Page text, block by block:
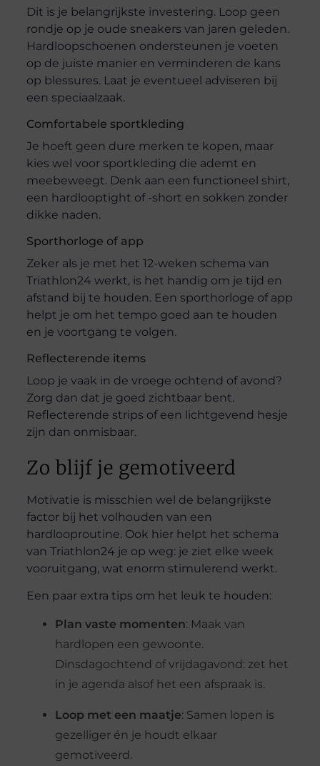
Dit is je belangrijkste investering. Loop geen
rondje op je oude sneakers van jaren geleden.
Hardloopschoenen ondersteunen je voeten
op de juiste manier en verminderen de kans
op blessures. Laat je eventueel adviseren bij
een speciaalzaak.
Comfortabele sportkleding
Je hoeft geen dure merken te kopen, maar
kies wel voor sportkleding die ademt en
meebeweegt. Denk aan een functioneel shirt,
een hardlooptight of -short en sokken zonder
dikke naden.
Sporthorloge of app
Zeker als je met het 12-weken schema van
Triathlon24 werkt, is het handig om je tijd en
afstand bij te houden. Een sporthorloge of app
helpt je om het tempo goed aan te houden
en je voortgang te volgen.
Reflecterende items
Loop je vaak in de vroege ochtend of avond?
Zorg dan dat je goed zichtbaar bent.
Reflecterende strips of een lichtgevend hesje
zijn dan onmisbaar.
Zo blijf je gemotiveerd
Motivatie is misschien wel de belangrijkste
factor bij het volhouden van een
hardlooproutine. Ook hier helpt het schema
van Triathlon24 je op weg: je ziet elke week
vooruitgang, wat enorm stimulerend werkt.
Een paar extra tips om het leuk te houden:
Plan vaste momenten: Maak van
hardlopen een gewoonte.
Dinsdagochtend of vrijdagavond: zet het
in je agenda alsof het een afspraak is.
Loop met een maatje: Samen lopen is
gezelliger én je houdt elkaar
gemotiveerd.